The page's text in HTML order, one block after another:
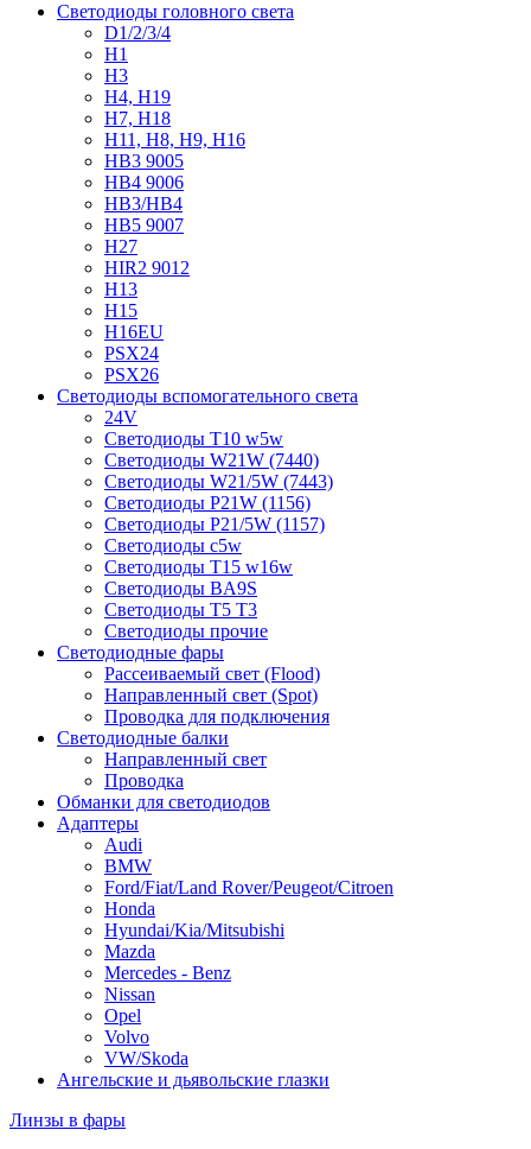
Светодиоды головного света
D1/2/3/4
H1
H3
H4, H19
H7, H18
H11, H8, H9, H16
HB3 9005
HB4 9006
HB3/HB4
HB5 9007
H27
HIR2 9012
H13
H15
H16EU
PSX24
PSX26
Светодиоды вспомогательного света
24V
Светодиоды T10 w5w
Светодиоды W21W (7440)
Светодиоды W21/5W (7443)
Светодиоды P21W (1156)
Светодиоды P21/5W (1157)
Светодиоды c5w
Светодиоды T15 w16w
Светодиоды BA9S
Светодиоды T5 T3
Светодиоды прочие
Светодиодные фары
Рассеиваемый свет (Flood)
Направленный свет (Spot)
Проводка для подключения
Светодиодные балки
Направленный свет
Проводка
Обманки для светодиодов
Адаптеры
Audi
BMW
Ford/Fiat/Land Rover/Peugeot/Citroen
Honda
Hyundai/Kia/Mitsubishi
Mazda
Mercedes - Benz
Nissan
Opel
Volvo
VW/Skoda
Ангельские и дьявольские глазки
Линзы в фары